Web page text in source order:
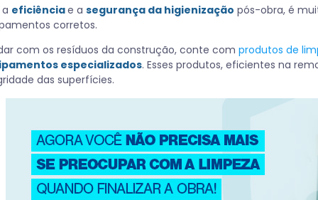
eficiênciae asegurança da higienização pós-obra, é
corretos.
com os resíduos da construção, conte comprodutos de
especializados. Esses produtos, eficientes na
das superfícies.